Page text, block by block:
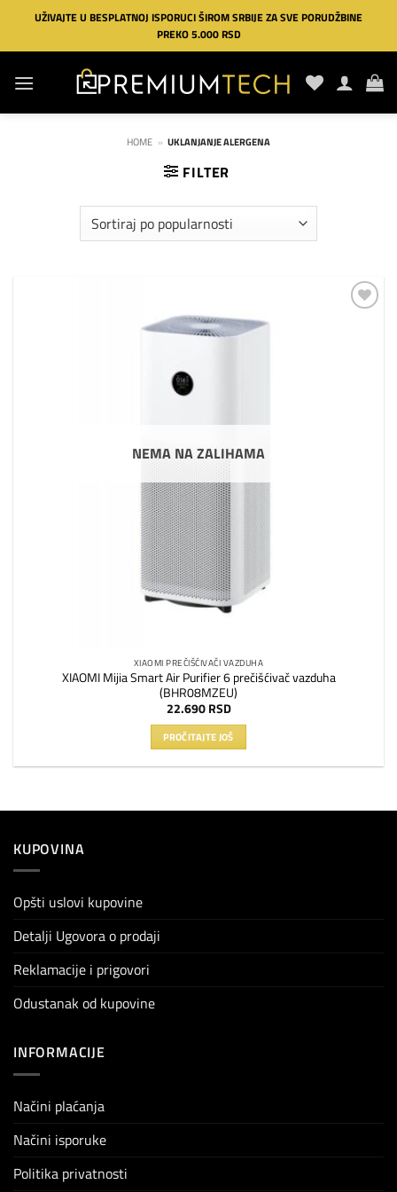
Preskoči
sadržaj
UŽIVAJTE U BESPLATNOJ ISPORUCI ŠIROM SRBIJE ZA SVE PORUDŽBINE
PREKO 5.000 RSD
HOME » UKLANJANJE ALERGENA
FILTER
NEMA NA ZALIHAMA
XIAOMI PREČIŠĆIVAČI VAZDUHA
XIAOMI Mijia Smart Air Purifier 6 prečišćivač vazduha
(BHR08MZEU)
22.690 RSD
PROČITAJTE JOŠ
KUPOVINA
Opšti uslovi kupovine
Detalji Ugovora o prodaji
Reklamacije i prigovori
Odustanak od kupovine
INFORMACIJE
Načini plaćanja
Načini isporuke
Politika privatnosti